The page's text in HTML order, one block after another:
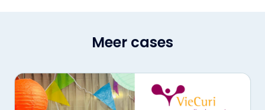
Meer cases